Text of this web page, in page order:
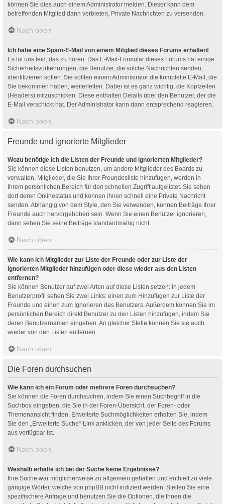
können Sie dies auch einem Administrator melden. Dieser kann dem
betreffenden Mitglied dann verbieten, Private Nachrichten zu versenden.
Nach oben
Ich habe eine Spam-E-Mail von einem Mitglied dieses Forums erhalten!
Es tut uns leid, das zu hören. Das E-Mail-Formular dieses Forums hat einige
Sicherheitsvorkehrungen, die Benutzer, die solche Nachrichten senden,
identifizieren sollen. Sie sollten einem Administrator die komplette E-Mail, die
Sie bekommen haben, weiterleiten. Dabei ist es ganz wichtig, die Kopfzeilen
(Headers) mitzuschicken. Diese enthalten Details über den Benutzer, der die
E-Mail verschickt hat. Der Administrator kann dann entsprechend reagieren.
Nach oben
Freunde und ignorierte Mitglieder
Wozu benötige ich die Listen der Freunde und ignorierten Mitglieder?
Sie können diese Listen benutzen, um andere Mitglieder des Boards zu
verwalten. Mitglieder, die Sie Ihrer Freundesliste hinzufügen, werden in
Ihrem persönlichen Bereich für den schnellen Zugriff aufgelistet. Sie sehen
dort deren Onlinestatus und können ihnen schnell eine Private Nachricht
senden. Abhängig von dem Style, den Sie verwenden, können Beiträge Ihrer
Freunde auch hervorgehoben sein. Wenn Sie einen Benutzer ignorieren,
dann sehen Sie seine Beiträge standardmäßig nicht.
Nach oben
Wie kann ich Mitglieder zur Liste der Freunde oder zur Liste der
ignorierten Mitglieder hinzufügen oder diese wieder aus den Listen
entfernen?
Sie können Benutzer auf zwei Arten auf diese Listen setzen: In jedem
Benutzerprofil sehen Sie zwei Links: einen zum Hinzufügen zur Liste der
Freunde und einen zum Ignorieren des Benutzers. Außerdem können Sie im
persönlichen Bereich direkt Benutzer zu den Listen hinzufügen, indem Sie
deren Benutzernamen eingeben. An gleicher Stelle können Sie sie auch
wieder von den Listen entfernen.
Nach oben
Die Foren durchsuchen
Wie kann ich ein Forum oder mehrere Foren durchsuchen?
Sie können die Foren durchsuchen, indem Sie einen Suchbegriff in die
Suchbox eingeben, die Sie in der Foren-Übersicht, der Foren- oder
Themenansicht finden. Erweiterte Suchmöglichkeiten erhalten Sie, indem
Sie den „Erweiterte Suche“-Link anklicken, der von jeder Seite des Forums
aus verfügbar ist.
Nach oben
Weshalb erhalte ich bei der Suche keine Ergebnisse?
Ihre Suche war möglicherweise zu allgemein gehalten und enthielt zu viele
gängige Wörter, welche von phpBB nicht indiziert werden. Stellen Sie eine
spezifischere Anfrage und benutzen Sie die Optionen, die Ihnen die